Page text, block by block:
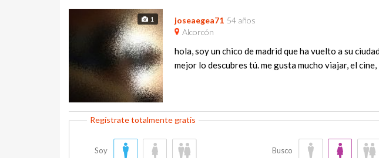
1 joseaegea71 54 años
Alcorcón
hola, soy un chico de madrid que ha vuelto a su
mejor lo descubres tú. me gusta mucho viajar, el cine,
Soy Busco